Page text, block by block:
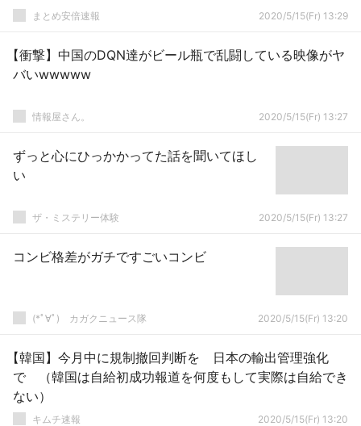
まとめ安倍速報 2020/5/15(Fr) 13:29
【衝撃】中国のDQN達がビール瓶で乱闘している映像がヤ
バいwwwww
情報屋さん。 2020/5/15(Fr) 13:27
ずっと心にひっかかってた話を聞いてほし
い
ザ・ミステリー体験 2020/5/15(Fr) 13:27
コンビ格差がガチですごいコンビ
(*ﾟ∀ﾟ)ゞカガクニュース隊 2020/5/15(Fr) 13:20
【韓国】今月中に規制撤回判断を 日本の輸出管理強化
で （韓国は自給初成功報道を何度もして実際は自給でき
ない）
キムチ速報 2020/5/15(Fr) 13:20